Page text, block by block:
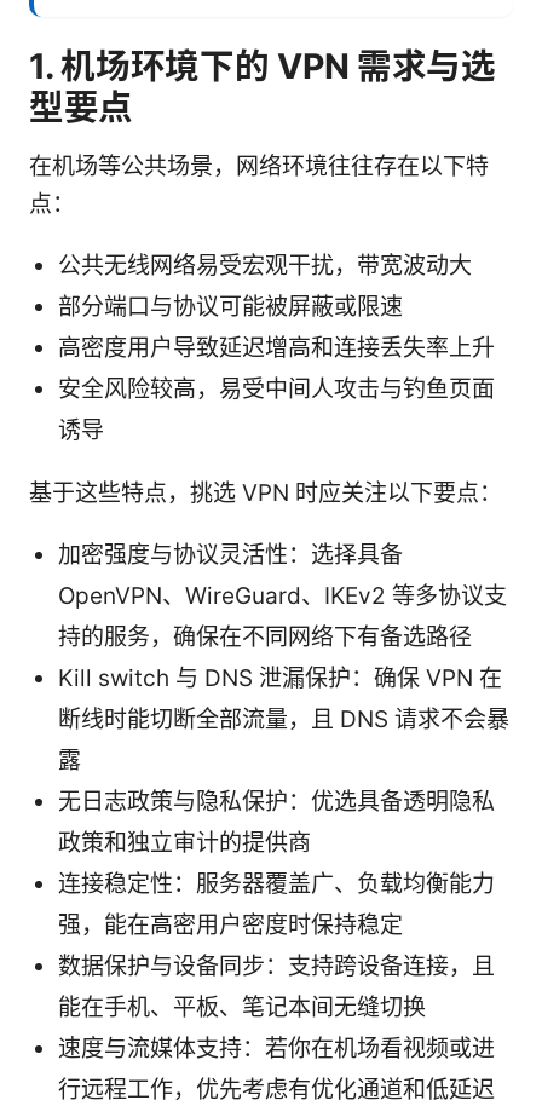
1. 机场环境下的 VPN 需求与选
型要点
在机场等公共场景，网络环境往往存在以下特
点：
公共无线网络易受宏观干扰，带宽波动大
部分端口与协议可能被屏蔽或限速
高密度用户导致延迟增高和连接丢失率上升
安全风险较高，易受中间人攻击与钓鱼页面
诱导
基于这些特点，挑选 VPN 时应关注以下要点：
加密强度与协议灵活性：选择具备
OpenVPN、WireGuard、IKEv2 等多协议支
持的服务，确保在不同网络下有备选路径
Kill switch 与 DNS 泄漏保护：确保 VPN 在
断线时能切断全部流量，且 DNS 请求不会暴
露
无日志政策与隐私保护：优选具备透明隐私
政策和独立审计的提供商
连接稳定性：服务器覆盖广、负载均衡能力
强，能在高密用户密度时保持稳定
数据保护与设备同步：支持跨设备连接，且
能在手机、平板、笔记本间无缝切换
速度与流媒体支持：若你在机场看视频或进
行远程工作，优先考虑有优化通道和低延迟